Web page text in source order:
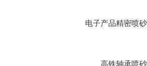
电子产品精密喷砂
高铁轴承喷砂